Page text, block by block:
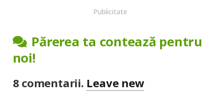
Publicitate
Părerea ta contează pentru
noi!
8 comentarii. Leave new